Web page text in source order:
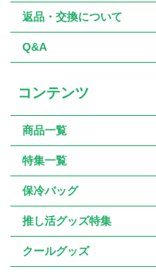
返品・交換について
Q&A
コンテンツ
商品一覧
特集一覧
保冷バッグ
推し活グッズ特集
クールグッズ